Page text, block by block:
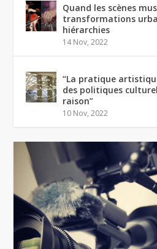
Quand les scènes
transformations
hiérarchies
14 Nov, 2022
“La pratique
des politiques
raison”
10 Nov, 2022